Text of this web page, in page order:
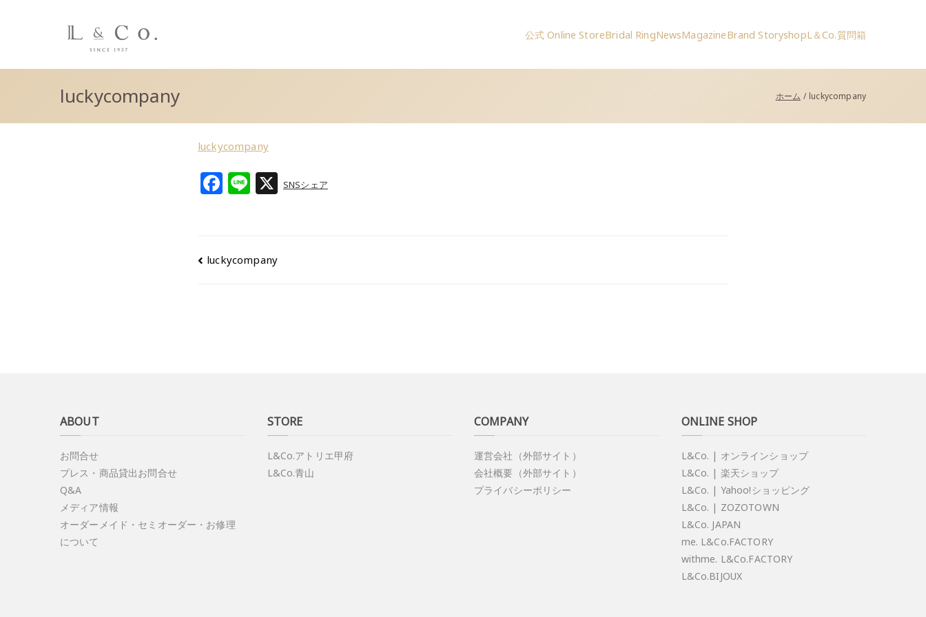
公式 Online StoreBridal RingNewsMagazineBrand StoryshopL＆Co.質問箱
luckycompany ホーム luckycompany
luckycompany
F
e
b
Li X
SNSシェア
luckycompany
ABOUT
お問合せ
プレス・商品貸出お問合せ
Q&A
メディア情報
オーダーメイド・セミオーダー・お修理
について
STORE
L&Co.アトリエ甲府
L&Co.青山
COMPANY
運営会社（外部サイト）
会社概要（外部サイト）
プライバシーポリシー
ONLINE SHOP
L&Co. | オンラインショップ
L&Co. | 楽天ショップ
L&Co. | Yahoo!ショッピング
L&Co. | ZOZOTOWN
L&Co. JAPAN
me. L&Co.FACTORY
withme. L&Co.FACTORY
L&Co.BIJOUX